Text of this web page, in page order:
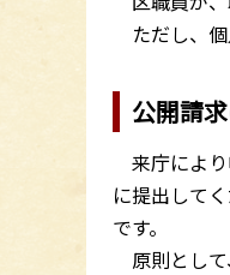
ただし、個
公開請
来庁により
に提出して
です。
原則とし